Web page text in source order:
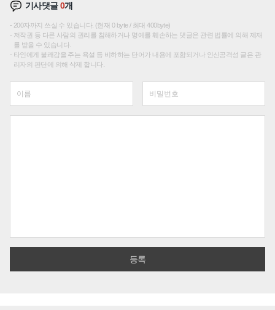
기사댓글0개
200자까지 쓰실 수 있습니다. (현재 0 byte / 최대 400byte)
저작권 등 다른 사람의 권리를 침해하거나 명예를 훼손하는 댓글은 관련 법률에 의해 제재
를 받을 수 있습니다.
타인에게 불쾌감을 주는 욕설 등 비하하는 단어가 내용에 포함되거나 인신공격성 글은 관
리자의 판단에 의해 삭제 합니다.